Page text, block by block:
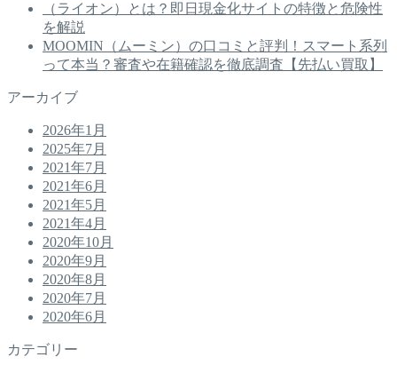
（ライオン）とは？即日現金化サイトの特徴と危険性
を解説
MOOMIN（ムーミン）の口コミと評判！スマート系列
って本当？審査や在籍確認を徹底調査【先払い買取】
アーカイブ
2026年1月
2025年7月
2021年7月
2021年6月
2021年5月
2021年4月
2020年10月
2020年9月
2020年8月
2020年7月
2020年6月
カテゴリー